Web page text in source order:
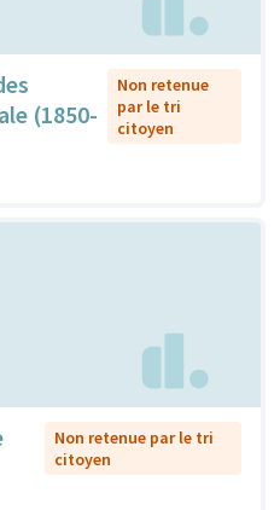
(1850-
Non retenue
par le tri
citoyen
Non retenue par le tri
citoyen